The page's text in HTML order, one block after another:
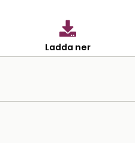
Ladda ner